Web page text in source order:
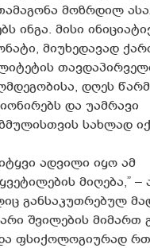
მოზრდილ
ინგა. მისი
მიუხედავად
დღეს
და უამრავი
სახლად
ადვილი იყო ამ
მიღება,” –
განსაკუთრებულ
შვილების მიმართ
ფსიქოლოგიურად